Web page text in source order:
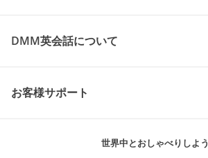
DMM英会話について
お客様サポート
世界中とおしゃべりしよう